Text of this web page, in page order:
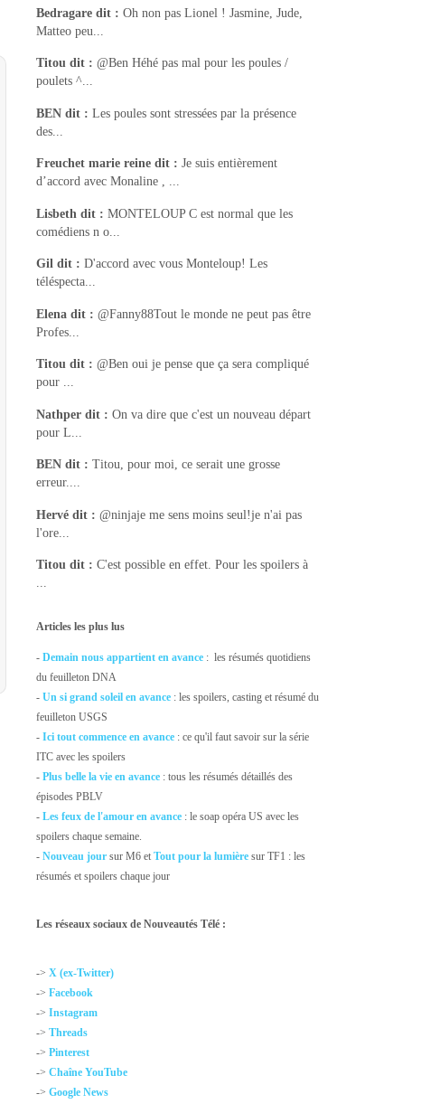
Bedragare dit : Oh non pas Lionel ! Jasmine, Jude,
Matteo peu...
Titou dit : @Ben Héhé pas mal pour les poules /
poulets ^...
BEN dit : Les poules sont stressées par la présence
des...
Freuchet marie reine dit : Je suis entièrement
d’accord avec Monaline , ...
Lisbeth dit : MONTELOUP C est normal que les
comédiens n o...
Gil dit : D'accord avec vous Monteloup! Les
téléspecta...
Elena dit : @Fanny88Tout le monde ne peut pas être
Profes...
Titou dit : @Ben oui je pense que ça sera compliqué
pour ...
Nathper dit : On va dire que c'est un nouveau départ
pour L...
BEN dit : Titou, pour moi, ce serait une grosse
erreur....
Hervé dit : @ninjaje me sens moins seul!je n'ai pas
l'ore...
Titou dit : C'est possible en effet. Pour les spoilers à
...
Articles les plus lus
-Demain nous appartient en avance : les résumés quotidiens
du feuilleton DNA
-Un si grand soleil en avance : les spoilers, casting et résumé du
feuilleton USGS
-Ici tout commence en avance : ce qu'il faut savoir sur la série
ITC avec les spoilers
- Plus belle la vie en avance : tous les résumés détaillés des
épisodes PBLV
-Les feux de l'amour en avance : le soap opéra US avec les
spoilers chaque semaine.
-Nouveau jour sur M6 etTout pour la lumière sur TF1 : les
résumés et spoilers chaque jour
Les réseaux sociaux de Nouveautés Télé :
->X (ex-Twitter)
->Facebook
->Instagram
->Threads
->Pinterest
->Chaîne YouTube
->Google News